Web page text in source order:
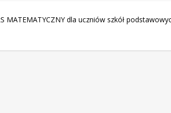
MATEMATYCZNY dla uczniów szkół